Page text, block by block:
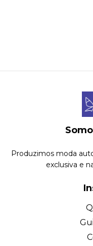
Produzimos moda
exclusiva e